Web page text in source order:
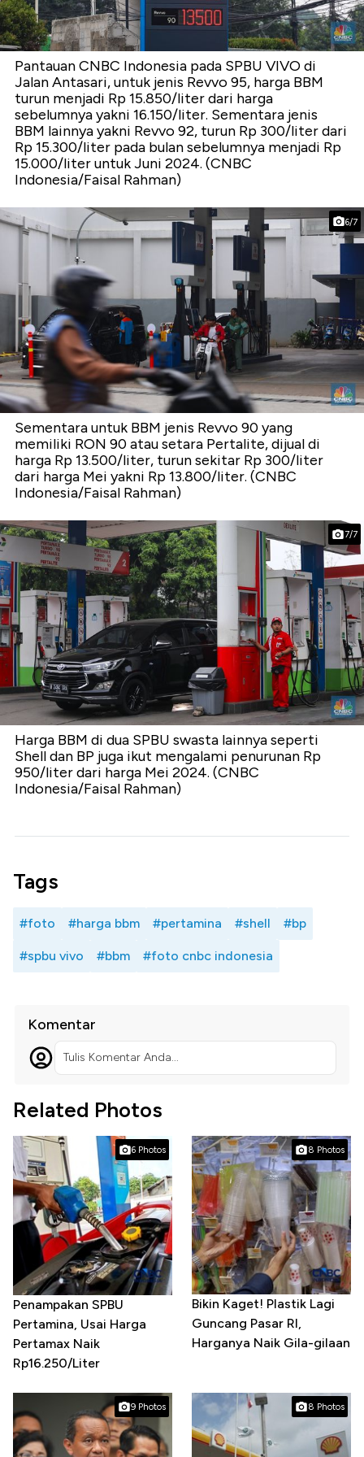
Pantauan CNBC Indonesia pada SPBU VIVO di
Jalan Antasari, untuk jenis Revvo 95, harga BBM
turun menjadi Rp 15.850/liter dari harga
sebelumnya yakni 16.150/liter. Sementara jenis
BBM lainnya yakni Revvo 92, turun Rp 300/liter dari
Rp 15.300/liter pada bulan sebelumnya menjadi Rp
15.000/liter untuk Juni 2024. (CNBC
Indonesia/Faisal Rahman)
6/7
Sementara untuk BBM jenis Revvo 90 yang
memiliki RON 90 atau setara Pertalite, dijual di
harga Rp 13.500/liter, turun sekitar Rp 300/liter
dari harga Mei yakni Rp 13.800/liter. (CNBC
Indonesia/Faisal Rahman)
7/7
Harga BBM di dua SPBU swasta lainnya seperti
Shell dan BP juga ikut mengalami penurunan Rp
950/liter dari harga Mei 2024. (CNBC
Indonesia/Faisal Rahman)
Tags
#foto #harga bbm #pertamina #shell #bp
#spbu vivo #bbm #foto cnbc indonesia
Komentar
Tulis Komentar Anda...
Related Photos
6 Photos
Penampakan SPBU
Pertamina, Usai Harga
Pertamax Naik
Rp16.250/Liter
8 Photos
Bikin Kaget! Plastik Lagi
Guncang Pasar RI,
Harganya Naik Gila-gilaan
9 Photos 8 Photos